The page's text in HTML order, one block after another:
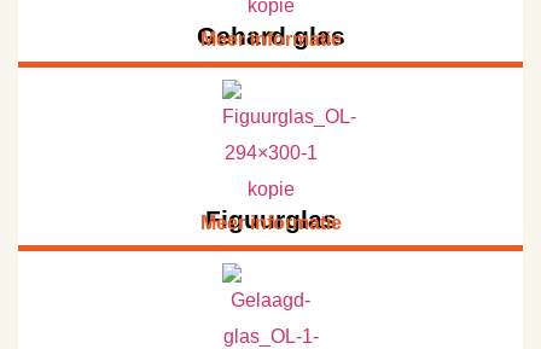
Gehard glas
Meer informatie
Figuurglas
Meer informatie